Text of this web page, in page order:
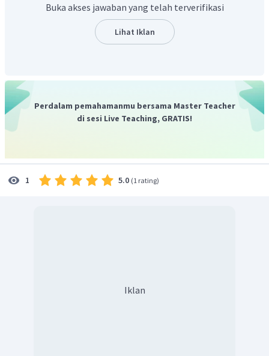
Buka akses jawaban yang telah terverifikasi
Lihat Iklan
Perdalam pemahamanmu bersama Master Teacher
di sesi Live Teaching, GRATIS!
1 5.0 (1 rating)
Iklan